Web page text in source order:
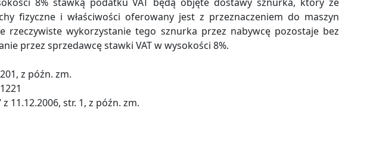
fizyczne i właściwości oferowany jest z przeznaczeniem do maszyn
rzeczywiste wykorzystanie tego sznurka przez nabywcę pozostaje bez
przez sprzedawcę stawki VAT w wysokości 8%.
z późn. zm.
11.12.2006, str. 1, z późn. zm.